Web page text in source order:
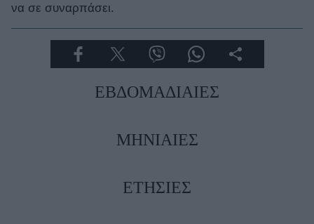
Living
να σε συναρπάσει.
ΕΒΔΟΜΑΔΙΑΙΕΣ
ΜΗΝΙΑΙΕΣ
ΕΤΗΣΙΕΣ